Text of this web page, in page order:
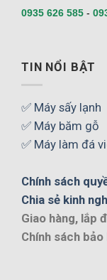
0935 626 585 -
TIN NỔI BẬT
✅ Máy sấy lạnh
✅ Máy băm gỗ
✅ Máy làm đá
Chính sách
Chia sẻ kinh
Giao hàng, lắp
Chính sách bảo